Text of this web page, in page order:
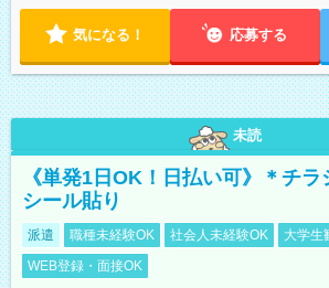
気になる！ 応募する
未読
《単発1日OK！日払い可》＊チラ
シール貼り
派遣 職種未経験OK 社会人未経験OK 大学生
WEB登録・面接OK